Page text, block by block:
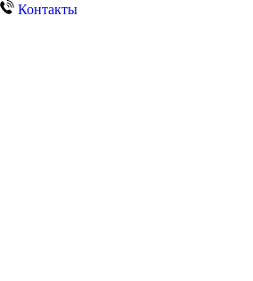
Контакты